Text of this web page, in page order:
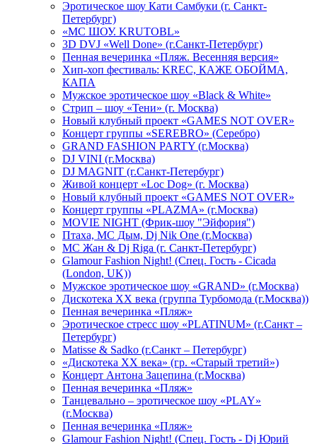
Эротическое шоу Кати Самбуки (г. Санкт-
Петербург)
«МС ШОУ. KRUTOBL»
3D DVJ «Well Done» (г.Санкт-Петербург)
Пенная вечеринка «Пляж. Весенняя версия»
Хип-хоп фестиваль: KREC, КАЖЕ ОБОЙМА,
КАПА
Мужское эротическое шоу «Black & White»
Стрип – шоу «Тени» (г. Москва)
Новый клубный проект «GAMES NOT OVER»
Концерт группы «SEREBRO» (Серебро)
GRAND FASHION PARTY (г.Москва)
DJ VINI (г.Москва)
DJ MAGNIT (г.Санкт-Петербург)
Живой концерт «Loc Dog» (г. Москва)
Новый клубный проект «GAMES NOT OVER»
Концерт группы «PLAZMA» (г.Москва)
MOVIE NIGHT (Фрик-шоу "Эйфория")
Птаха, МС Дым, Dj Nik One (г.Москва)
МС Жан & Dj Riga (г. Санкт-Петербург)
Glamour Fashion Night! (Спец. Гость - Cicada
(London, UK))
Мужское эротическое шоу «GRAND» (г.Москва)
Дискотека XX века (группа Турбомода (г.Москва))
Пенная вечеринка «Пляж»
Эротическое стресс шоу «PLATINUM» (г.Санкт –
Петербург)
Matisse & Sadko (г.Санкт – Петербург)
«Дискотека ХХ века» (гр. «Старый третий»)
Концерт Антона Зацепина (г.Москва)
Пенная вечеринка «Пляж»
Танцевально – эротическое шоу «PLAY»
(г.Москва)
Пенная вечеринка «Пляж»
Glamour Fashion Night! (Спец. Гость - Dj Юрий